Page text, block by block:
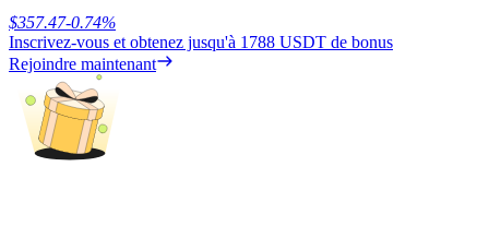
$357.47-0.74%
Inscrivez-vous et obtenez jusqu'à 1788 USDT de bonus
Rejoindre maintenant